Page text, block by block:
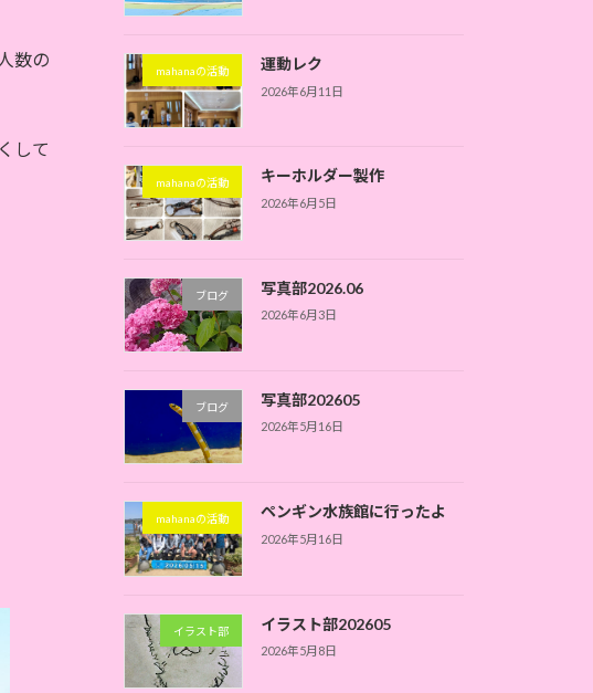
数の
して
mahanaの活動 運動レク
2026年6月11日
mahanaの活動 キーホルダー製作
2026年6月5日
ブログ 写真部2026.06
2026年6月3日
ブログ 写真部202605
2026年5月16日
mahanaの活動 ペンギン水族館に行ったよ
2026年5月16日
イラスト部 イラスト部202605
2026年5月8日